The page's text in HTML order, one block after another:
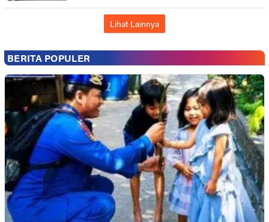
Lihat Lainnya
BERITA POPULER